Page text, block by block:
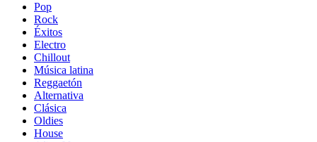
Pop
Rock
Éxitos
Electro
Chillout
Música latina
Reggaetón
Alternativa
Clásica
Oldies
House